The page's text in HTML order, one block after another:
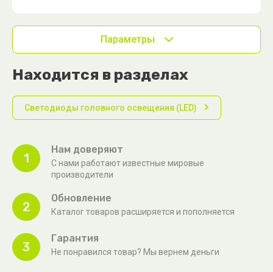
Параметры
Находится в разделах
Светодиоды головного освещения (LED)
1
Нам доверяют
С нами работают известные мировые
производители
2
Обновление
Каталог товаров расширяется и пополняется
3
Гарантия
Не понравился товар? Мы вернем деньги